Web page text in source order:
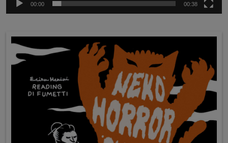
00:00 00:38